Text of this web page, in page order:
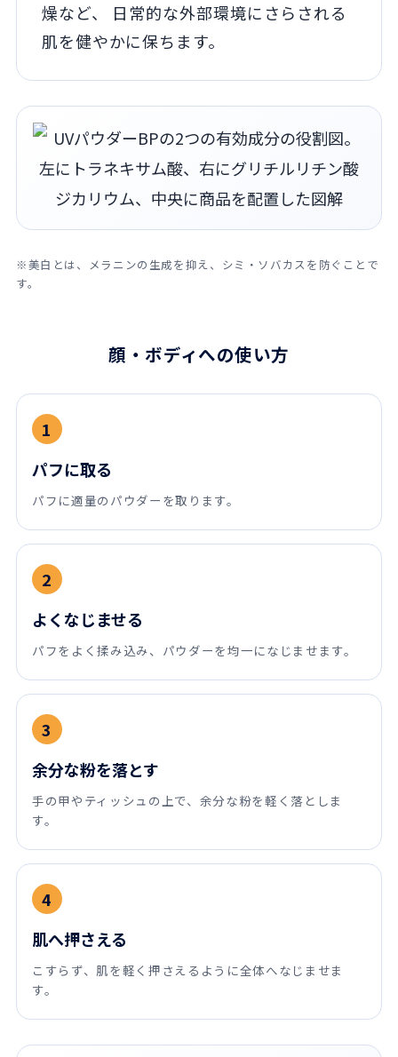
燥など、 日常的な外部環境にさらされる
肌を健やかに保ちます。
※美白とは、メラニンの生成を抑え、シミ・ソバカスを防ぐことで
す。
顔・ボディへの使い方
1
パフに取る
パフに適量のパウダーを取ります。
2
よくなじませる
パフをよく揉み込み、パウダーを均一になじませます。
3
余分な粉を落とす
手の甲やティッシュの上で、余分な粉を軽く落としま
す。
4
肌へ押さえる
こすらず、肌を軽く押さえるように全体へなじませま
す。